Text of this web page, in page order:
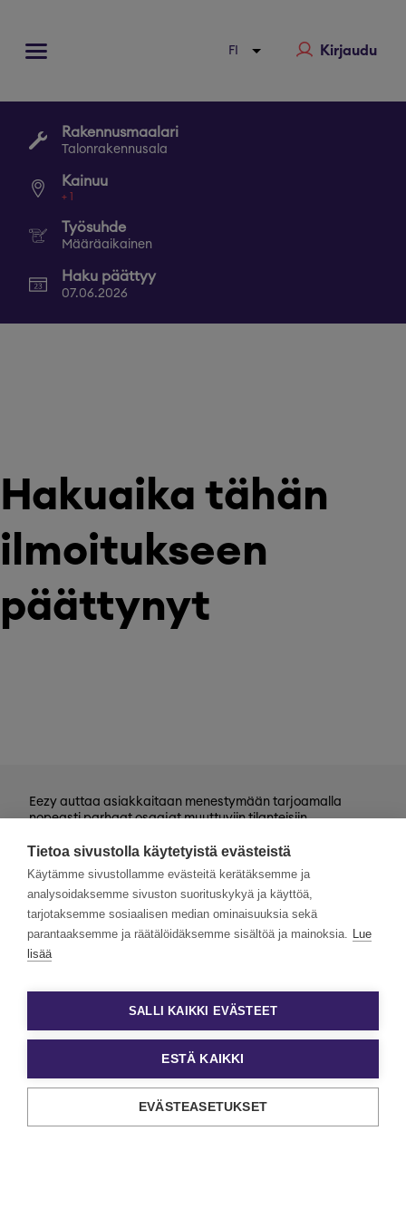
Kirjaudu
Rakennusmaalari
Talonrakennusala
Kainuu
+ 1
Työsuhde
Määräaikainen
Haku päättyy
07.06.2026
Hakuaika tähän
ilmoitukseen
päättynyt
Eezy auttaa asiakkaitaan menestymään tarjoamalla
nopeasti parhaat osaajat muuttuviin tilanteisiin
kevytyrittäjyys ja muut työelämän
asiantuntijapalvelumme tarjoavat monipuolisimmat keinot
työn ja tekijöiden kohtaamiseen.
Haluamme rakentaa monimuotoista ja yhdenvertaista
Eezyä. Toivomme hakemuksia kaikenlaisista taustoista
tulevilta päteviltä hakijoilta. Noudatamme aina tasa-
arvoista ja läpinäkyvää rekrytointiprosessia. Uskomme
Tietoa sivustolla käytetyistä evästeistä
Käytämme sivustollamme evästeitä kerätäksemme ja
analysoidaksemme sivuston suorituskykyä ja käyttöä,
tarjotaksemme sosiaalisen median ominaisuuksia sekä
parantaaksemme ja räätälöidäksemme sisältöä ja mainoksia. Lue
lisää
SALLI KAIKKI EVÄSTEET
ESTÄ KAIKKI
EVÄSTEASETUKSET